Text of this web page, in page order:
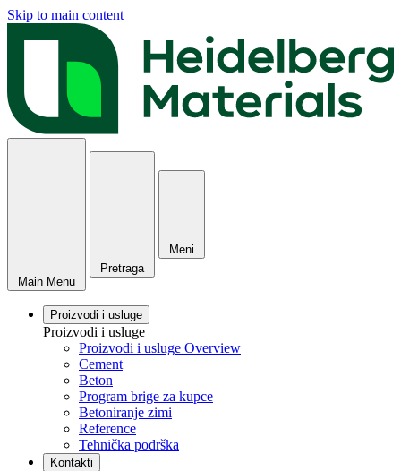
Skip to main content
Main Menu
Pretraga
Meni
Proizvodi i usluge
Proizvodi i usluge
Proizvodi i usluge Overview
Cement
Beton
Program brige za kupce
Betoniranje zimi
Reference
Tehnička podrška
Kontakti